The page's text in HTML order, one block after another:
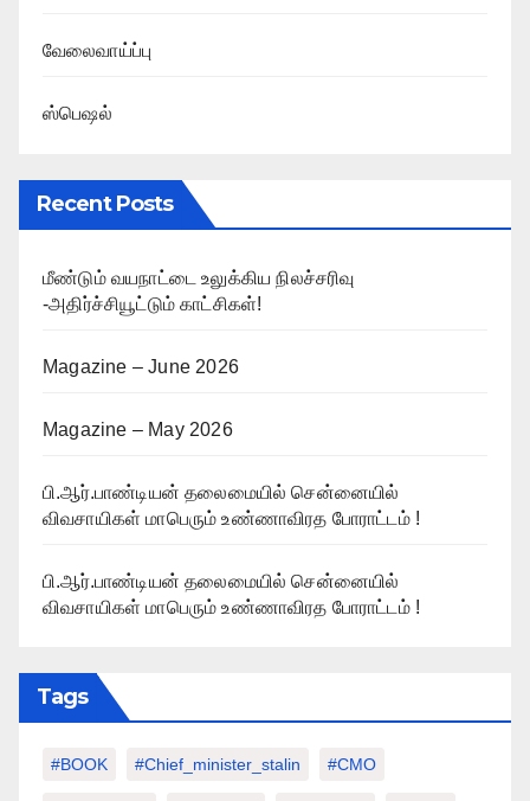
வேலைவாய்ப்பு
ஸ்பெஷல்
Recent Posts
மீண்டும் வயநாட்டை உலுக்கிய நிலச்சரிவு
-அதிர்ச்சியூட்டும் காட்சிகள்!
Magazine – June 2026
Magazine – May 2026
பி.ஆர்.பாண்டியன் தலைமையில் சென்னையில்
விவசாயிகள் மாபெரும் உண்ணாவிரத போராட்டம் !
பி.ஆர்.பாண்டியன் தலைமையில் சென்னையில்
விவசாயிகள் மாபெரும் உண்ணாவிரத போராட்டம் !
Tags
#BOOK #chief_minister_stalin #CMO